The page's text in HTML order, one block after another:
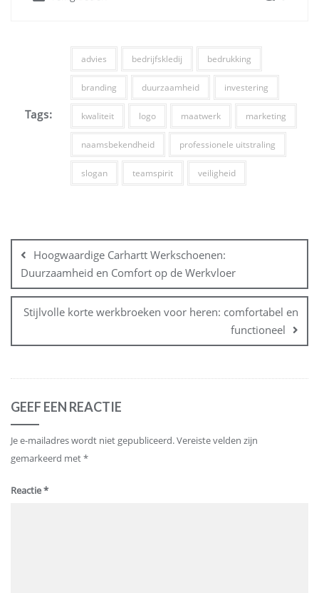
Tags:
advies bedrijfskledij bedrukking
branding duurzaamheid investering
kwaliteit logo maatwerk marketing
naamsbekendheid professionele uitstraling
slogan teamspirit veiligheid
navigatie
Hoogwaardige Carhartt Werkschoenen:
Duurzaamheid en Comfort op de Werkvloer
Stijlvolle korte werkbroeken voor heren: comfortabel en
functioneel
GEEF EEN REACTIE
Je e-mailadres wordt niet gepubliceerd.Vereiste velden zijn
gemarkeerd met*
Reactie*